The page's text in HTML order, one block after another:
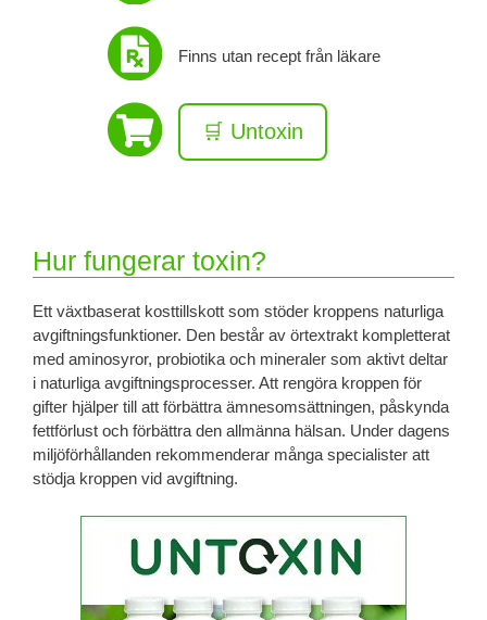
Finns utan recept från läkare
🛒 Untoxin
Hur fungerar toxin?
Ett växtbaserat kosttillskott som stöder kroppens naturliga
avgiftningsfunktioner. Den består av örtextrakt kompletterat
med aminosyror, probiotika och mineraler som aktivt deltar
i naturliga avgiftningsprocesser. Att rengöra kroppen för
gifter hjälper till att förbättra ämnesomsättningen, påskynda
fettförlust och förbättra den allmänna hälsan. Under dagens
miljöförhållanden rekommenderar många specialister att
stödja kroppen vid avgiftning.